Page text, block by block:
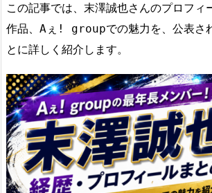
この記事では、末澤誠也さんのプロフィ
作品、Aぇ! groupでの魅力を、公表さ
とに詳しく紹介します。